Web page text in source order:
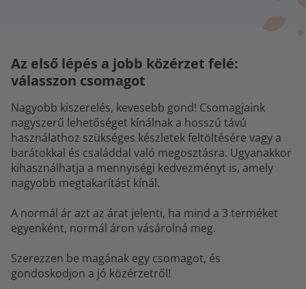
Az első lépés a jobb közérzet felé:
válasszon csomagot
Nagyobb kiszerelés, kevesebb gond! Csomagjaink
nagyszerű lehetőséget kínálnak a hosszú távú
használathoz szükséges készletek feltöltésére vagy a
barátokkal és családdal való megosztásra. Ugyanakkor
kihasználhatja a mennyiségi kedvezményt is, amely
nagyobb megtakarítást kínál.
A normál ár azt az árat jelenti, ha mind a 3 terméket
egyenként, normál áron vásárolná meg.
Szerezzen be magának egy csomagot, és
gondoskodjon a jó közérzetről!